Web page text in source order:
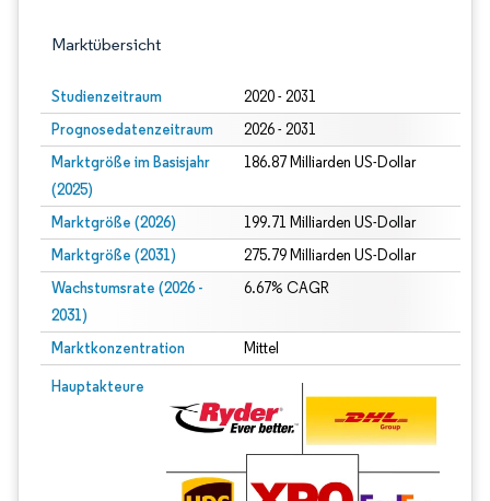
Marktübersicht
Studienzeitraum 2020 - 2031
Prognosedatenzeitraum 2026 - 2031
Marktgröße im Basisjahr
(2025)
186.87 Milliarden US-Dollar
Marktgröße (2026) 199.71 Milliarden US-Dollar
Marktgröße (2031) 275.79 Milliarden US-Dollar
Wachstumsrate (2026 -
2031)
6.67% CAGR
Marktkonzentration Mittel
Hauptakteure
Bild © Mordor Intelligence. Wiederverwendung erfordert Namensnennung